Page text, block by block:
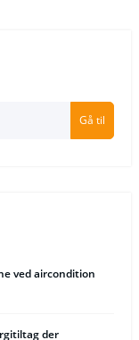
Gå til
ved aircondition
der